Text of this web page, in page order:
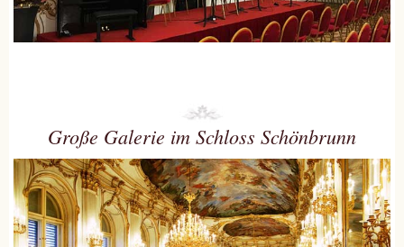
Große Galerie im Schloss Schönbrunn